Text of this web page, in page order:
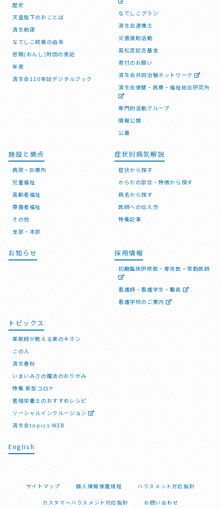
歴史
天皇陛下のおことば
済生勅語
なでしこ紋章の由来
恩賜(おんし)財団の表記
年表
済生会110年誌デジタルブック
なでしこプラン
済生会連携士
災害援助活動
高松宮記念基金
寄付のお願い
済生会共同治験ネットワーク
済生会保健・医療・福祉総合研究所
専門的活動グループ
情報公開
公募
施設と拠点
病院・診療所
児童福祉
高齢者福祉
障害者福祉
その他
支部・本部
症状別病気解説
症状から探す
からだの部位・特徴から探す
病名から探す
医師への伝え方
特集記事
お知らせ 採用情報
初期臨床研修医・専攻医・常勤医師
看護師・看護学生・職員
看護学校のご案内
トピックス
薬剤師が教える薬のキホン
この人
済生春秋
いまいみさの魔法のおりがみ
特集 新型コロナ
管理栄養士のおすすめレシピ
ソーシャルインクルージョン
済生会topics WEB
English
サイトマップ 個人情報保護規程 ハラスメント対応指針
カスタマーハラスメント対応指針 お問い合わせ